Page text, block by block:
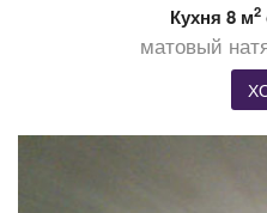
Кухня 8 м2
матовый